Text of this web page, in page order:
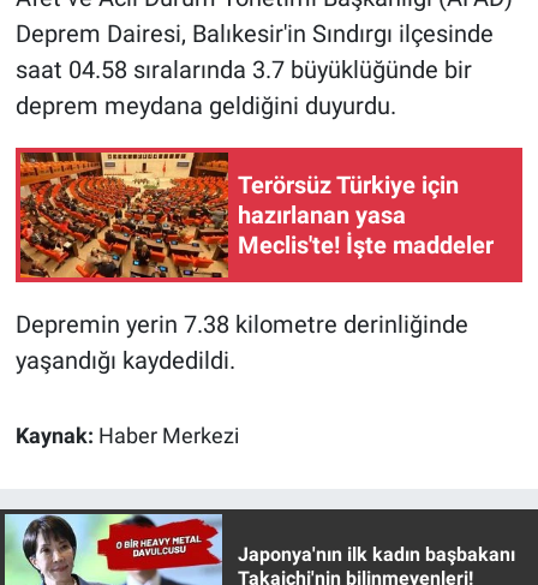
Deprem Dairesi, Balıkesir'in Sındırgı ilçesinde
saat 04.58 sıralarında 3.7 büyüklüğünde bir
deprem meydana geldiğini duyurdu.
Terörsüz Türkiye için
hazırlanan yasa
Meclis'te! İşte maddeler
Depremin yerin 7.38 kilometre derinliğinde
yaşandığı kaydedildi.
Kaynak: Haber Merkezi
Japonya'nın ilk kadın başbakanı
Takaichi'nin bilinmeyenleri!
Gündem Özel
Günün görüntüsü
Haber
İlan
Koronavirüs
Kültür Sanat
Nedir